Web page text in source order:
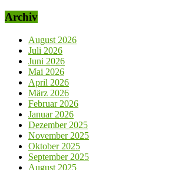
Archiv
August 2026
Juli 2026
Juni 2026
Mai 2026
April 2026
März 2026
Februar 2026
Januar 2026
Dezember 2025
November 2025
Oktober 2025
September 2025
August 2025